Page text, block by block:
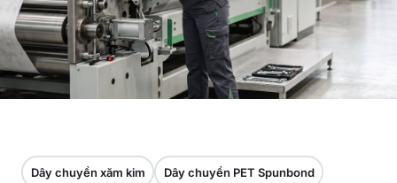
Dây chuyền xăm kim Dây chuyền PET Spunbond